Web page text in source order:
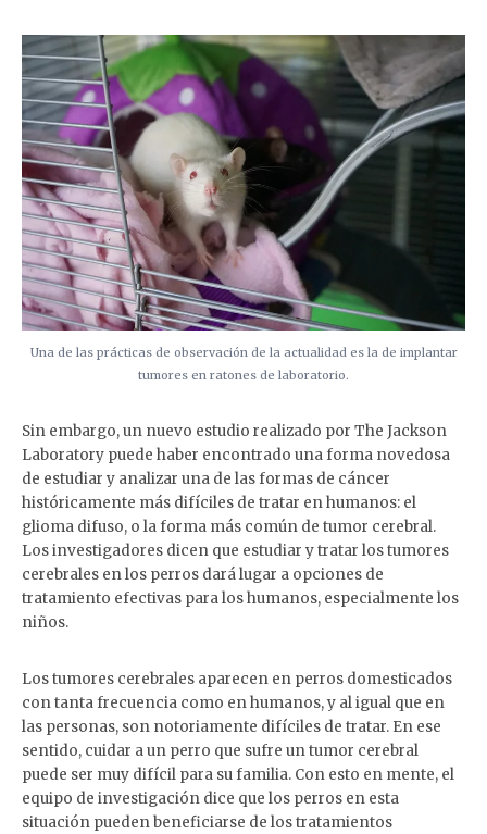
Una de las prácticas de observación de la actualidad es la de implantar
tumores en ratones de laboratorio.
Sin embargo, un nuevo estudio realizado por The Jackson
Laboratory puede haber encontrado una forma novedosa
de estudiar y analizar una de las formas de cáncer
históricamente más difíciles de tratar en humanos: el
glioma difuso, o la forma más común de tumor cerebral.
Los investigadores dicen que estudiar y tratar los tumores
cerebrales en los perros dará lugar a opciones de
tratamiento efectivas para los humanos, especialmente los
niños.
Los tumores cerebrales aparecen en perros domesticados
con tanta frecuencia como en humanos, y al igual que en
las personas, son notoriamente difíciles de tratar. En ese
sentido, cuidar a un perro que sufre un tumor cerebral
puede ser muy difícil para su familia. Con esto en mente, el
equipo de investigación dice que los perros en esta
situación pueden beneficiarse de los tratamientos